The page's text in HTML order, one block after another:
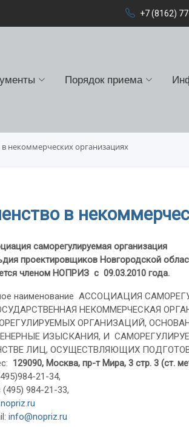
+7 (8162)
Порядок приема
в некоммерческих организациях
в
саморегулируемая организация
проектировщиков Новгородской
членом НОПРИЗ с 09.03.2010 года.
наименование АССОЦИАЦИЯ
НЕКОММЕРЧЕСКАЯ
ОРГАНИЗАЦИЙ,
ИЗЫСКАНИЯ, И
ЛИЦ, ОСУЩЕСТВЛЯЮЩИХ
129090, Москва, пр-т Мира, 3 стр. 3 (ст.
21-34,
984-21-33,
info@nopriz.ru